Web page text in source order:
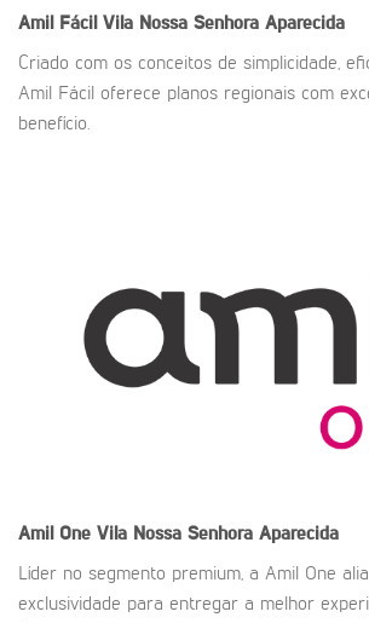
Amil Fácil Vila Nossa Senhora Aparecida
Criado com os conceitos de simplicidade,
Amil Fácil oferece planos regionais com
benefício.
Amil One Vila Nossa Senhora Aparecida
Líder no segmento premium, a Amil One
exclusividade para entregar a melhor